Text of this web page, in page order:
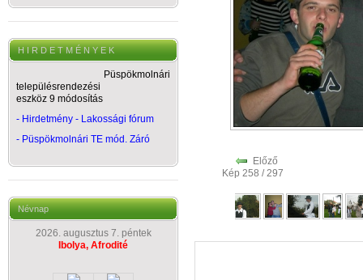
H I R D E T M É N Y E K
Püspökmolnári
településrendezési
eszköz 9 módosítás
- Hirdetmény - Lakossági fórum
- Püspökmolnári TE mód. Záró
Névnap
2026. augusztus 7. péntek
Ibolya, Afrodité
Előző
Kép 258 / 297